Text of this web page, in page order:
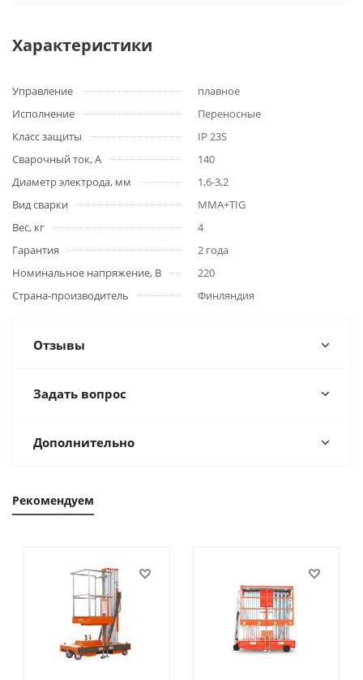
Характеристики
Управление
плавное
Исполнение
Переносные
Класс защиты
IP 23S
Сварочный ток, А
140
Диаметр электрода, мм
1,6-3,2
Вид сварки
MMA+TIG
Вес, кг
4
Гарантия
2 года
Номинальное напряжение, В
220
Страна-производитель
Финляндия
Отзывы
Задать вопрос
Дополнительно
Рекомендуем